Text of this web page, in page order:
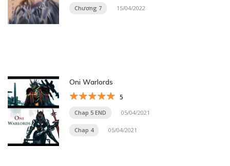
Chương 7 15/04/2022
Oni Warlords
5
Chap 5 END 05/04/2021
Chap 4 05/04/2021